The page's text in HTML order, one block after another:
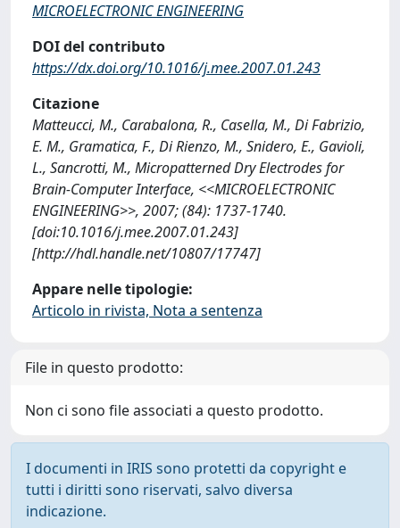
MICROELECTRONIC ENGINEERING
DOI del contributo
https://dx.doi.org/10.1016/j.mee.2007.01.243
Citazione
Matteucci, M., Carabalona, R., Casella, M., Di Fabrizio,
E. M., Gramatica, F., Di Rienzo, M., Snidero, E., Gavioli,
L., Sancrotti, M., Micropatterned Dry Electrodes for
Brain-Computer Interface, <<MICROELECTRONIC
ENGINEERING>>, 2007; (84): 1737-1740.
[doi:10.1016/j.mee.2007.01.243]
[http://hdl.handle.net/10807/17747]
Appare nelle tipologie:
Articolo in rivista, Nota a sentenza
File in questo prodotto:
Non ci sono file associati a questo prodotto.
I documenti in IRIS sono protetti da copyright e
tutti i diritti sono riservati, salvo diversa
indicazione.